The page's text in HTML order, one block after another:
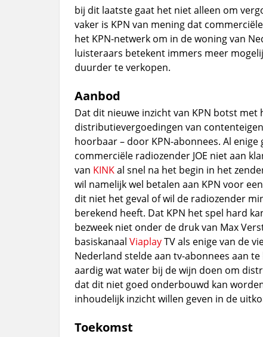
bij dit laatste gaat het niet alleen om
vaker is KPN van mening dat
het KPN-netwerk om in de woning van
luisteraars betekent immers meer
duurder te verkopen.
Aanbod
Dat dit nieuwe inzicht van KPN botst
distributievergoedingen van
hoorbaar – door KPN-abonnees. Al
commerciële radiozender JOE niet aan
van KINKal snel na het begin in het
wil namelijk wel betalen aan KPN voor
dit niet het geval of wil de radiozender
berekend heeft. Dat KPN het spel hard
bezweek niet onder de druk van Max
basiskanaal ViaplayTV als enige van de
Nederland stelde aan tv-abonnees aan
aardig wat water bij de wijn doen om
dat dit niet goed onderbouwd kan
inhoudelijk inzicht willen geven in de
Toekomst